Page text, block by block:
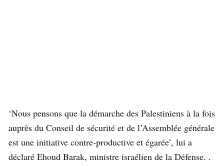
‘Nous pensons que la démarche des Palestiniens à la fois
auprès du Conseil de sécurité et de l’Assemblée générale
est une initiative contre-productive et égarée’, lui a
déclaré Ehoud Barak, ministre israélien de la Défense. .